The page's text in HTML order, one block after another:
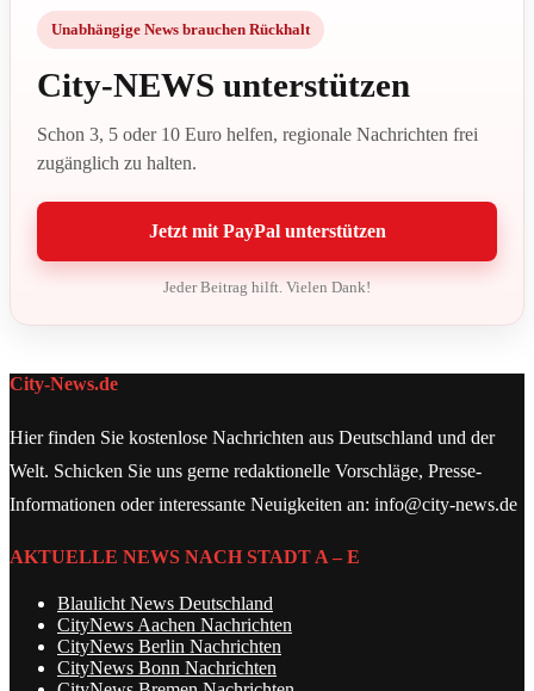
Unabhängige News brauchen Rückhalt
City-NEWS unterstützen
Schon 3, 5 oder 10 Euro helfen, regionale Nachrichten frei
zugänglich zu halten.
Jetzt mit PayPal unterstützen
Jeder Beitrag hilft. Vielen Dank!
City-News.de
Hier finden Sie kostenlose Nachrichten aus Deutschland und der
Welt. Schicken Sie uns gerne redaktionelle Vorschläge, Presse-
Informationen oder interessante Neuigkeiten an: info@city-news.de
AKTUELLE NEWS NACH STADT A – E
Blaulicht News Deutschland
CityNews Aachen Nachrichten
CityNews Berlin Nachrichten
CityNews Bonn Nachrichten